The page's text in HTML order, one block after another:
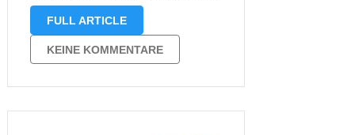
ist. Das war der erste Grund, warum
wollte, denn es ist fernab von allem,
was wir unter „Mainstream“
verstehen. Dennoch zog …
FULL ARTICLE
KEINE KOMMENTARE